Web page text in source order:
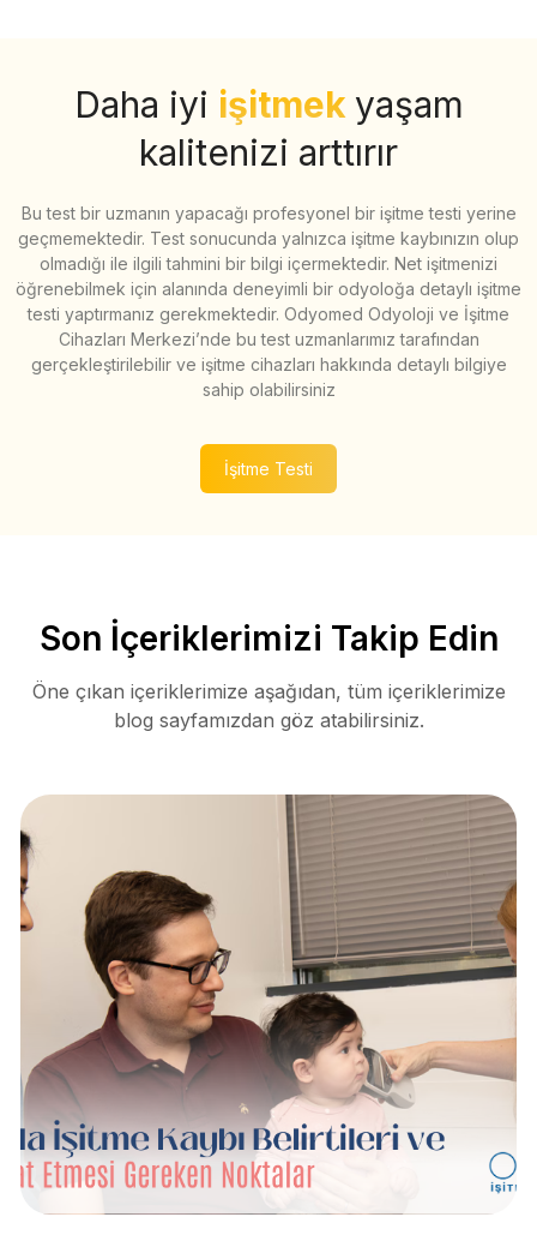
Daha iyi işitmek yaşam
kalitenizi arttırır
Bu test bir uzmanın yapacağı profesyonel bir işitme testi yerine
geçmemektedir. Test sonucunda yalnızca işitme kaybınızın olup
olmadığı ile ilgili tahmini bir bilgi içermektedir. Net işitmenizi
öğrenebilmek için alanında deneyimli bir odyoloğa detaylı işitme
testi yaptırmanız gerekmektedir. Odyomed Odyoloji ve İşitme
Cihazları Merkezi’nde bu test uzmanlarımız tarafından
gerçekleştirilebilir ve işitme cihazları hakkında detaylı bilgiye
sahip olabilirsiniz
İşitme Testi
Son İçeriklerimizi Takip Edin
Öne çıkan içeriklerimize aşağıdan, tüm içeriklerimize
blog sayfamızdan göz atabilirsiniz.